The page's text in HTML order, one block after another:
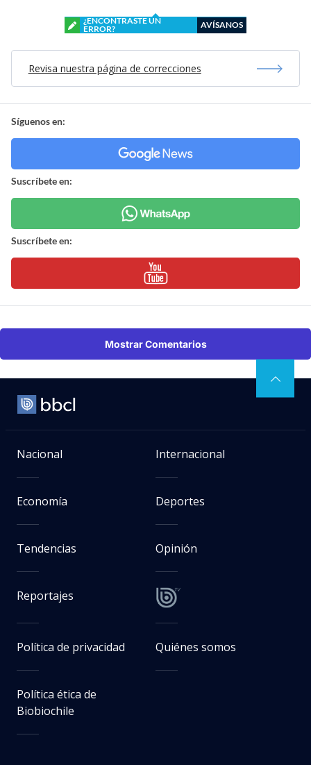
¿ENCONTRASTE UN
ERROR?
AVÍSANOS
Revisa nuestra página de correcciones
Síguenos en:
Suscríbete en:
Suscríbete en:
Mostrar Comentarios
Nacional Internacional
Economía Deportes
Tendencias Opinión
Reportajes
Política de privacidad Quiénes somos
Política ética de
Biobiochile